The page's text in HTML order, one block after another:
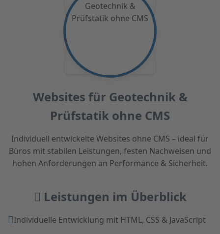
Websites für Geotechnik &
Prüfstatik ohne CMS
Individuell entwickelte Websites ohne CMS – ideal für
Büros mit stabilen Leistungen, festen Nachweisen und
hohen Anforderungen an Performance & Sicherheit.
Leistungen im Überblick
Individuelle Entwicklung mit HTML, CSS & JavaScript